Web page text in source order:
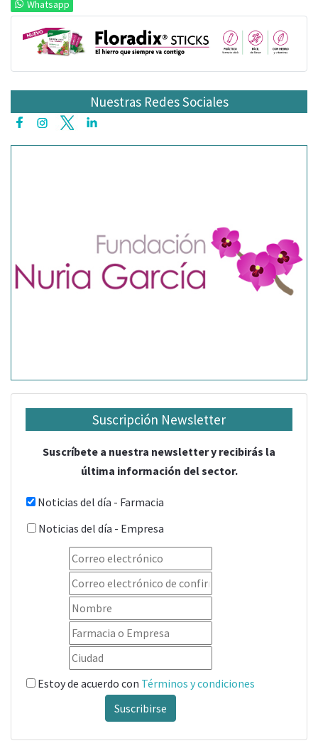
Whatsapp
Nuestras Redes Sociales
Suscripción Newsletter
Suscríbete a nuestra newsletter y recibirás la
última información del sector.
Noticias del día - Farmacia
Noticias del día - Empresa
Estoy de acuerdo con Términos y condiciones
Suscribirse